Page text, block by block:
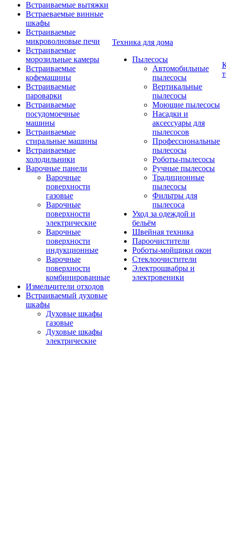
Встраиваемые вытяжки
Встраеваемые винные
шкафы
Встраиваемые
микроволновые печи
Встраиваемые
морозильные камеры
Встраиваемые
кофемашины
Встраиваемые
пароварки
Встраиваемые
посудомоечные
машины
Встраиваемые
стиральные машины
Встраиваемые
холодильники
Варочные панели
Варочные
поверхности
газовые
Варочные
поверхности
электрические
Варочные
поверхности
индукционные
Варочные
поверхности
комбинированные
Измельчители отходов
Встраиваемый духовые
шкафы
Духовые шкафы
газовые
Духовые шкафы
электрические
Техника для дома
Пылесосы
Автомобильные
пылесосы
Вертикальные
пылесосы
Моющие пылесосы
Насадки и
аксессуары для
пылесосов
Профессиональные
пылесосы
Роботы-пылесосы
Ручные пылесосы
Традиционные
пылесосы
Фильтры для
пылесоса
Уход за одеждой и
бельём
Швейная техника
Пароочистители
Роботы-мойщики окон
Стеклоочистители
Электрошвабры и
электровеники